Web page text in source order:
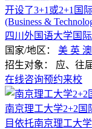
开设了3+1或2+1国
(Business &
四川外国语大学国
国家/地区： 美 英 澳
招生对象： 应、往
在线咨询预约来校
南京理工大学2+2
目依托南京理工大